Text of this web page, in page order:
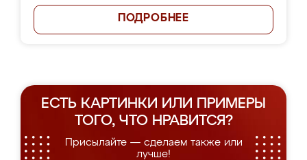
ПОДРОБНЕЕ
ЕСТЬ КАРТИНКИ ИЛИ ПРИМЕРЫ
ТОГО, ЧТО НРАВИТСЯ?
Присылайте — сделаем также или
лучше!